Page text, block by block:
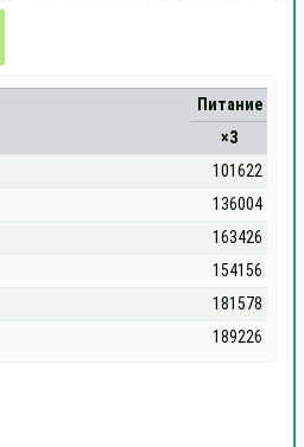
Питание
×3
101622
136004
163426
154156
181578
189226